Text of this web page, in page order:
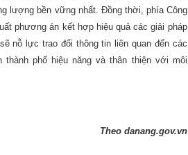
lượng bền vững nhất. Đồng thời, phía Công
phương án kết hợp hiệu quả các giải pháp
nỗ lực trao đổi thông tin liên quan đến các
phố hiệu năng và thân thiện với môi
Theo danang.gov.vn